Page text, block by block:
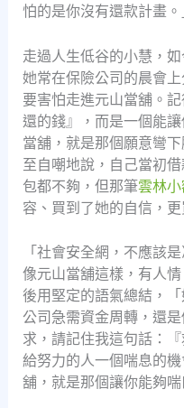
怕的是你沒有還款計畫
走過人生低谷的小慧，
她常在保險公司的晨會
要害怕走進元山當舖。
還的錢』，而是一個能
當舖，就是那個願意彎
至自嘲地說，自己當初
包都不夠，但那筆雲林
容、買到了她的自信，
「社會安全網，不應該
像元山當舖這樣，有人
後用堅定的語氣總結，
公司急需資金周轉，還
求，請記住我這句話：
給努力的人一個喘息的
舖，就是那個讓你能夠喘